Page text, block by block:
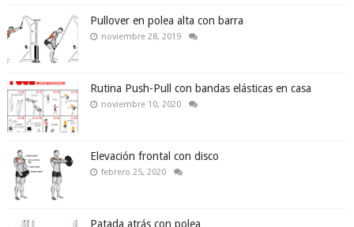
Pullover en polea alta con barra
noviembre 28, 2019
Rutina Push-Pull con bandas elásticas en casa
noviembre 10, 2020
Elevación frontal con disco
febrero 25, 2020
Patada atrás con polea